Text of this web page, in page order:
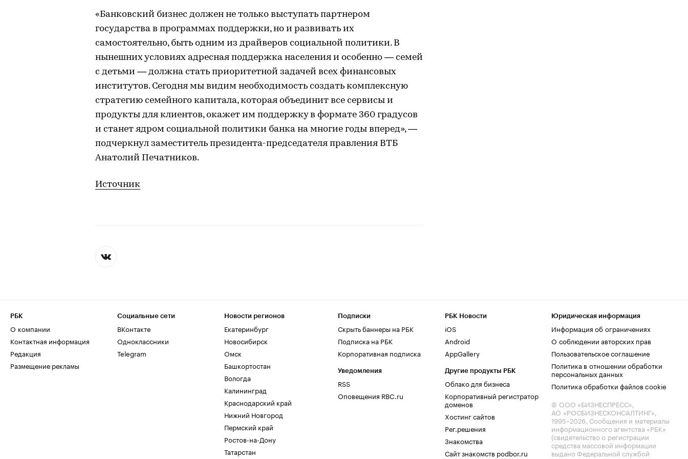
«Банковский бизнес должен не только выступать партнером
государства в программах поддержки, но и развивать их
самостоятельно, быть одним из драйверов социальной политики. В
нынешних условиях адресная поддержка населения и особенно — семей
с детьми — должна стать приоритетной задачей всех финансовых
институтов. Сегодня мы видим необходимость создать комплексную
стратегию семейного капитала, которая объединит все сервисы и
продукты для клиентов, окажет им поддержку в формате 360 градусов
и станет ядром социальной политики банка на многие годы вперед», —
подчеркнул заместитель президента-председателя правления ВТБ
Анатолий Печатников.
Источник
РБК
О компании
Контактная информация
Редакция
Размещение рекламы
Социальные сети
ВКонтакте
Одноклассники
Telegram
Новости регионов
Екатеринбург
Новосибирск
Омск
Башкортостан
Вологда
Калининград
Краснодарский край
Нижний Новгород
Пермский край
Ростов-на-Дону
Татарстан
Подписки
Скрыть баннеры на РБК
Подписка на РБК
Корпоративная подписка
Уведомления
RSS
Оповещения RBC.ru
РБК Новости
iOS
Android
AppGallery
Другие продукты РБК
Облако для бизнеса
Корпоративный регистратор
доменов
Хостинг сайтов
Рег.решения
Знакомства
Сайт знакомств podbor.ru
Юридическая информация
Информация об ограничениях
О соблюдении авторских прав
Пользовательское соглашение
Политика в отношении обработки
персональных данных
Политика обработки файлов cookie
© ООО «БИЗНЕСПРЕСС»,
АО «РОСБИЗНЕСКОНСАЛТИНГ»,
1995–2026. Сообщения и материалы
информационного агентства «РБК»
(свидетельство о регистрации
средства массовой информации
выдано Федеральной службой